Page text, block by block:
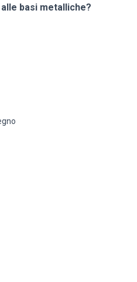
basi metalliche?